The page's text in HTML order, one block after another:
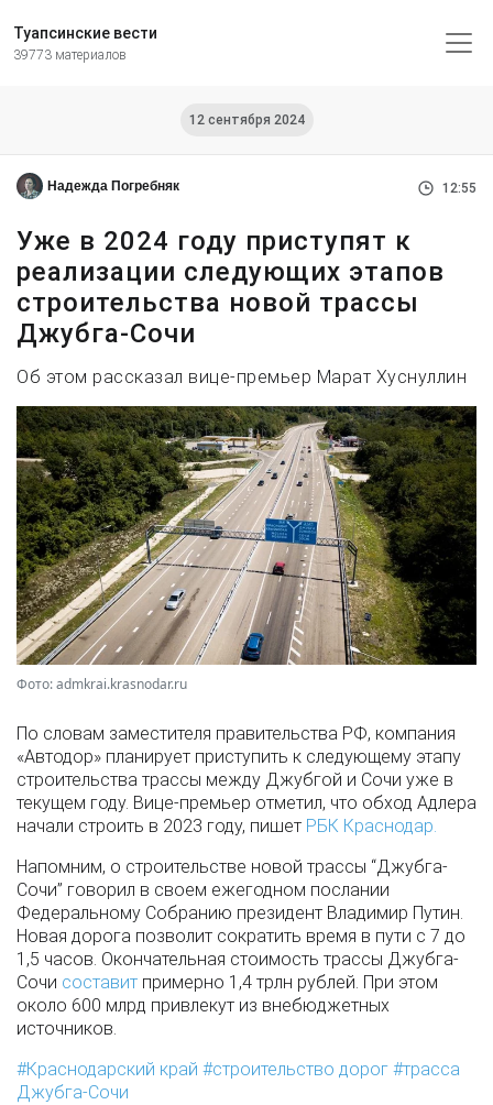
Туапсинские вести
39773 материалов
12 сентября 2024
Надежда Погребняк 12:55
Уже в 2024 году приступят к
реализации следующих этапов
строительства новой трассы
Джубга-Сочи
Об этом рассказал вице-премьер Марат Хуснуллин
Фото: admkrai.krasnodar.ru
По словам заместителя правительства РФ, компания
«Автодор» планирует приступить к следующему этапу
строительства трассы между Джубгой и Сочи уже в
текущем году. Вице-премьер отметил, что обход Адлера
начали строить в 2023 году, пишет РБК Краснодар.
Напомним, о строительстве новой трассы “Джубга-
Сочи” говорил в своем ежегодном послании
Федеральному Собранию президент Владимир Путин.
Новая дорога позволит сократить время в пути с 7 до
1,5 часов. Окончательная стоимость трассы Джубга-
Сочи составит примерно 1,4 трлн рублей. При этом
около 600 млрд привлекут из внебюджетных
источников.
Краснодарский край
строительство дорог
трасса
Джубга-Сочи